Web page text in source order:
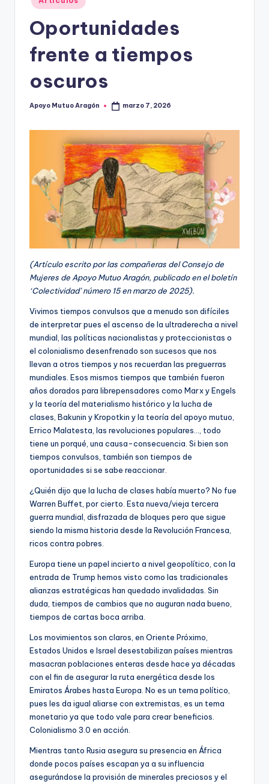
en
Oportunidades
frente a tiempos
oscuros
Publicado
Apoyo Mutuo Aragón marzo 7, 2026
(Artículo escrito por las compañeras del Consejo de
Mujeres de Apoyo Mutuo Aragón, publicado en el boletín
‘Colectividad’ número 15 en marzo de 2025).
Vivimos tiempos convulsos que a menudo son difíciles
de interpretar pues el ascenso de la ultraderecha a nivel
mundial, las políticas nacionalistas y proteccionistas o
el colonialismo desenfrenado son sucesos que nos
llevan a otros tiempos y nos recuerdan las preguerras
mundiales. Esos mismos tiempos que también fueron
años dorados para librepensadores como Marx y Engels
y la teoría del materialismo histórico y la lucha de
clases, Bakunin y Kropotkin y la teoría del apoyo mutuo,
Errico Malatesta, las revoluciones populares…, todo
tiene un porqué, una causa-consecuencia. Si bien son
tiempos convulsos, también son tiempos de
oportunidades si se sabe reaccionar.
¿Quién dijo que la lucha de clases había muerto? No fue
Warren Buffet, por cierto. Esta nueva/vieja tercera
guerra mundial, disfrazada de bloques pero que sigue
siendo la misma historia desde la Revolución Francesa,
ricos contra pobres.
Europa tiene un papel incierto a nivel geopolítico, con la
entrada de Trump hemos visto como las tradicionales
alianzas estratégicas han quedado invalidadas. Sin
duda, tiempos de cambios que no auguran nada bueno,
tiempos de cartas boca arriba.
Los movimientos son claros, en Oriente Próximo,
Estados Unidos e Israel desestabilizan países mientras
masacran poblaciones enteras desde hace ya décadas
con el fin de asegurar la ruta energética desde los
Emiratos Árabes hasta Europa. No es un tema político,
pues les da igual aliarse con extremistas, es un tema
monetario ya que todo vale para crear beneficios.
Colonialismo 3.0 en acción.
Mientras tanto Rusia asegura su presencia en África
donde pocos países escapan ya a su influencia
asegurándose la provisión de minerales preciosos y el